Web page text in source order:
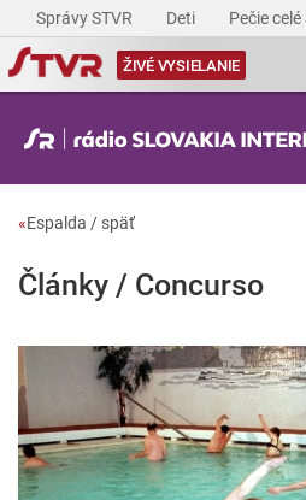
Správy STVR Deti Pečie
ŽIVÉ VYSIELANIE
«Espalda / späť
Články / Concurso